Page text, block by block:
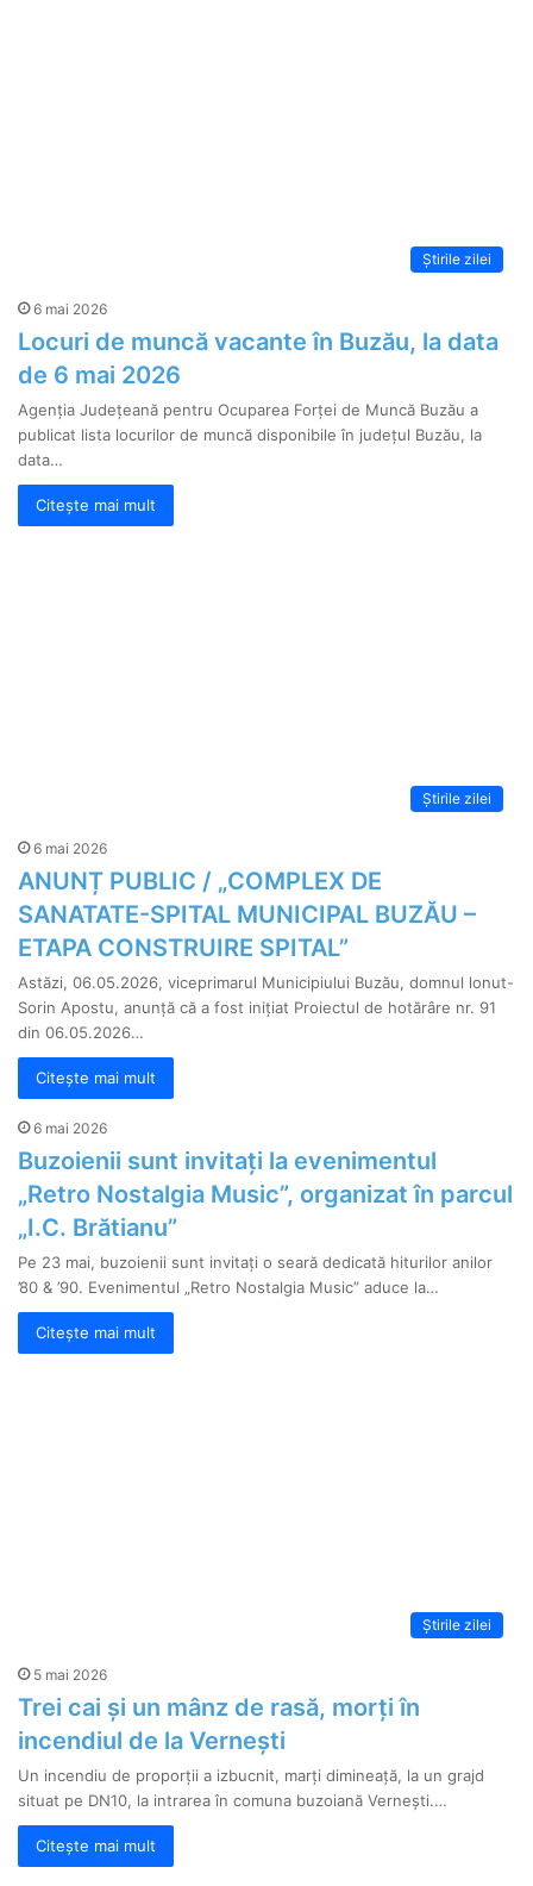
Știrile zilei
6 mai 2026
Locuri de muncă vacante în Buzău, la data
de 6 mai 2026
Agenția Județeană pentru Ocuparea Forței de Muncă Buzău a
publicat lista locurilor de muncă disponibile în județul Buzău, la
data…
Citește mai mult
Știrile zilei
6 mai 2026
ANUNȚ PUBLIC / „COMPLEX DE
SANATATE-SPITAL MUNICIPAL BUZĂU –
ETAPA CONSTRUIRE SPITAL”
Astăzi, 06.05.2026, viceprimarul Municipiului Buzău, domnul lonut-
Sorin Apostu, anunță că a fost iniţiat Proiectul de hotărâre nr. 91
din 06.05.2026…
Citește mai mult
6 mai 2026
Buzoienii sunt invitați la evenimentul
„Retro Nostalgia Music”, organizat în parcul
„I.C. Brătianu”
Pe 23 mai, buzoienii sunt invitați o seară dedicată hiturilor anilor
’80 & ’90. Evenimentul „Retro Nostalgia Music” aduce la…
Citește mai mult
Știrile zilei
5 mai 2026
Trei cai și un mânz de rasă, morți în
incendiul de la Vernești
Un incendiu de proporții a izbucnit, marți dimineață, la un grajd
situat pe DN10, la intrarea în comuna buzoiană Vernești.…
Citește mai mult